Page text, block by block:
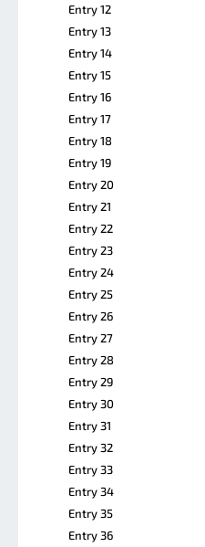
Entry 12
Entry 13
Entry 14
Entry 15
Entry 16
Entry 17
Entry 18
Entry 19
Entry 20
Entry 21
Entry 22
Entry 23
Entry 24
Entry 25
Entry 26
Entry 27
Entry 28
Entry 29
Entry 30
Entry 31
Entry 32
Entry 33
Entry 34
Entry 35
Entry 36